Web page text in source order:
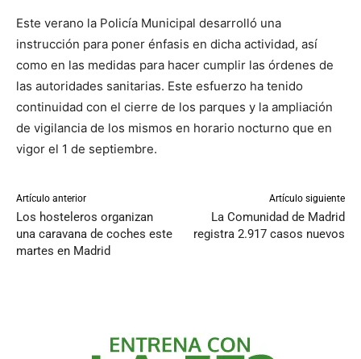
Este verano la Policía Municipal desarrolló una
instrucción para poner énfasis en dicha actividad, así
como en las medidas para hacer cumplir las órdenes de
las autoridades sanitarias. Este esfuerzo ha tenido
continuidad con el cierre de los parques y la ampliación
de vigilancia de los mismos en horario nocturno que en
vigor el 1 de septiembre.
Artículo anterior
Los hosteleros organizan
una caravana de coches este
martes en Madrid
Artículo siguiente
La Comunidad de Madrid
registra 2.917 casos nuevos